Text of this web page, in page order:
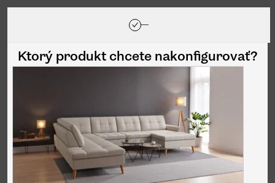
Ktorý produkt chcete nakonfigurovať?